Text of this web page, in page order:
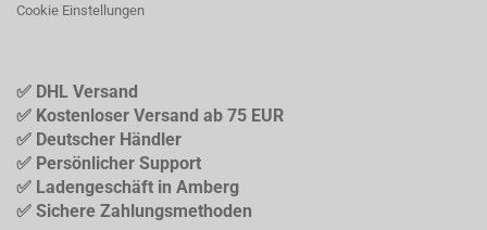
Cookie Einstellungen
✅ DHL Versand
✅ Kostenloser Versand ab 75 EUR
✅ Deutscher Händler
✅ Persönlicher Support
✅ Ladengeschäft in Amberg
✅ Sichere Zahlungsmethoden